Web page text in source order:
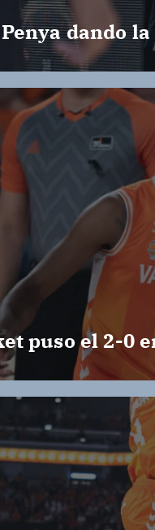
dando
puso el 2-0